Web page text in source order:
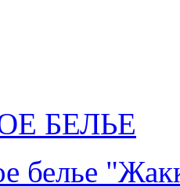
БЕЛЬЕ
белье